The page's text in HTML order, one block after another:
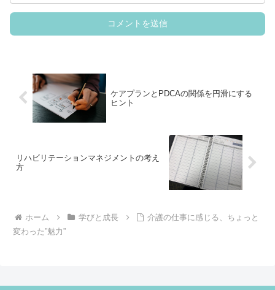
ケアプランとPDCAの関係を円滑にする
ヒント
リハビリテーションマネジメントの考え
方
ホーム 学びと成長
介護の仕事に感じる、ちょっと
変わった”魅力”